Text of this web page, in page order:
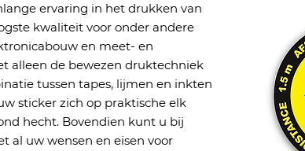
ervaring in het drukken van
kwaliteit voor onder andere
en meet- en
alleen de bewezen druktechniek
tussen tapes, lijmen en inkten
sticker zich op praktische elk
hecht. Bovendien kunt u bij
al uw wensen en eisen voor